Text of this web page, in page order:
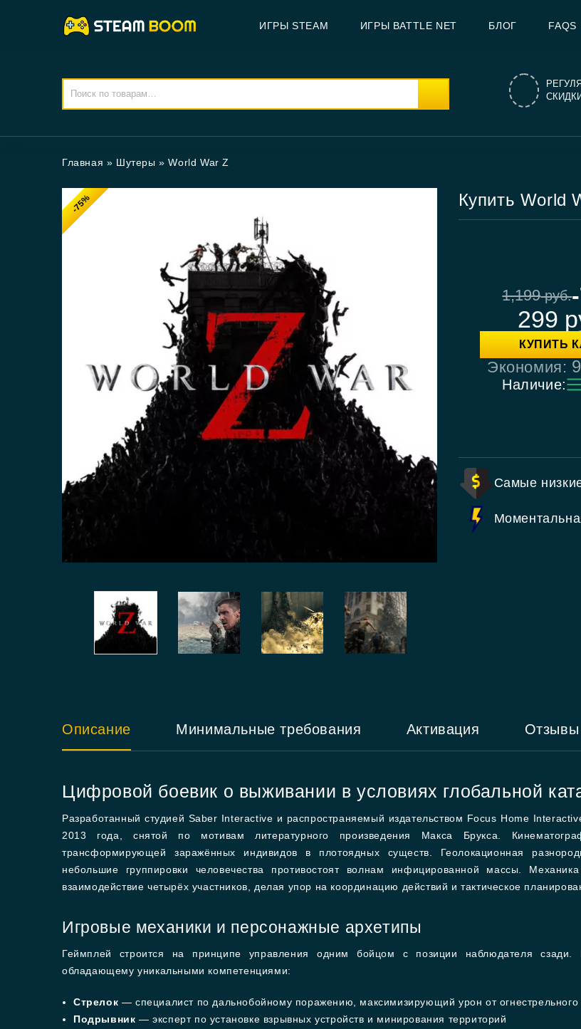
ИГРЫ STEAM ИГРЫ BATTLE NET БЛОГ FAQS
Главная » Шутеры »World War Z
-75% Купить World
1,199руб.
299
КУПИТЬ
Экономия:
Наличие:
Самые
Описание Минимальные требования Активация
Цифровой боевик о выживании в условиях глобальной
Разработанный студией Saber Interactive и распространяемый издательством Focus Home
2013 года, снятой по мотивам литературного произведения Макса Брукса.
трансформирующей заражённых индивидов в плотоядных существ. Геолокационная
небольшие группировки человечества противостоят волнам инфицированной массы.
взаимодействие четырёх участников, делая упор на координацию действий и тактическое
Игровые механики и персонажные архетипы
Геймплей строится на принципе управления одним бойцом с позиции наблюдателя сзади.
обладающему уникальными компетенциями:
Стрелок — специалист по дальнобойному поражению, максимизирующий урон от огнестрельного
Подрывник — эксперт по установке взрывных устройств и минирования территорий